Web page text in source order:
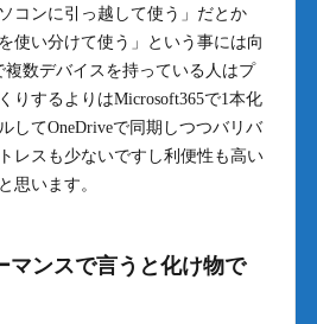
コンに引っ越して使う」だとか
使い分けて使う」という事には向
複数デバイスを持っている人はプ
りするよりはMicrosoft365で1本化
してOneDriveで同期しつつバリバ
レスも少ないですし利便性も高い
思います。
マンスで言うと化け物で